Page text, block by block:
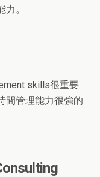
。
skills很重要
間管理能力很強的